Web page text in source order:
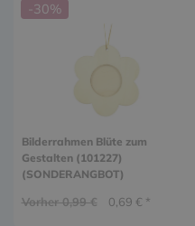
-30%
Bilderrahmen Blüte zum
Gestalten (101227)
(SONDERANGBOT)
Vorher 0,99 € 0,69 € *